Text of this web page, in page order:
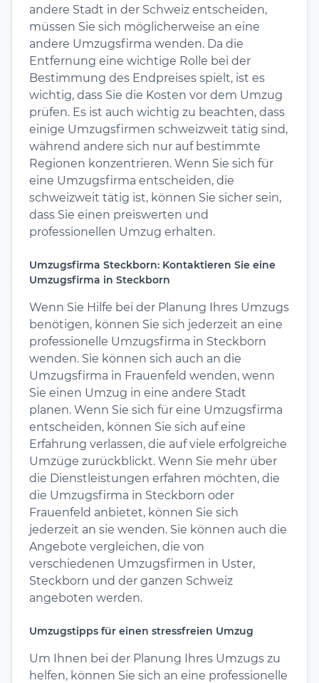
andere Stadt in der Schweiz entscheiden,
müssen Sie sich möglicherweise an eine
andere Umzugsfirma wenden. Da die
Entfernung eine wichtige Rolle bei der
Bestimmung des Endpreises spielt, ist es
wichtig, dass Sie die Kosten vor dem Umzug
prüfen. Es ist auch wichtig zu beachten, dass
einige Umzugsfirmen schweizweit tätig sind,
während andere sich nur auf bestimmte
Regionen konzentrieren. Wenn Sie sich für
eine Umzugsfirma entscheiden, die
schweizweit tätig ist, können Sie sicher sein,
dass Sie einen preiswerten und
professionellen Umzug erhalten.
Umzugsfirma Steckborn: Kontaktieren Sie eine
Umzugsfirma in Steckborn
Wenn Sie Hilfe bei der Planung Ihres Umzugs
benötigen, können Sie sich jederzeit an eine
professionelle Umzugsfirma in Steckborn
wenden. Sie können sich auch an die
Umzugsfirma in Frauenfeld wenden, wenn
Sie einen Umzug in eine andere Stadt
planen. Wenn Sie sich für eine Umzugsfirma
entscheiden, können Sie sich auf eine
Erfahrung verlassen, die auf viele erfolgreiche
Umzüge zurückblickt. Wenn Sie mehr über
die Dienstleistungen erfahren möchten, die
die Umzugsfirma in Steckborn oder
Frauenfeld anbietet, können Sie sich
jederzeit an sie wenden. Sie können auch die
Angebote vergleichen, die von
verschiedenen Umzugsfirmen in Uster,
Steckborn und der ganzen Schweiz
angeboten werden.
Umzugstipps für einen stressfreien Umzug
Um Ihnen bei der Planung Ihres Umzugs zu
helfen, können Sie sich an eine professionelle